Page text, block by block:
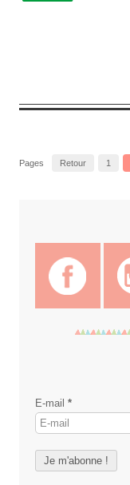
Pages Retour 1
E-mail *